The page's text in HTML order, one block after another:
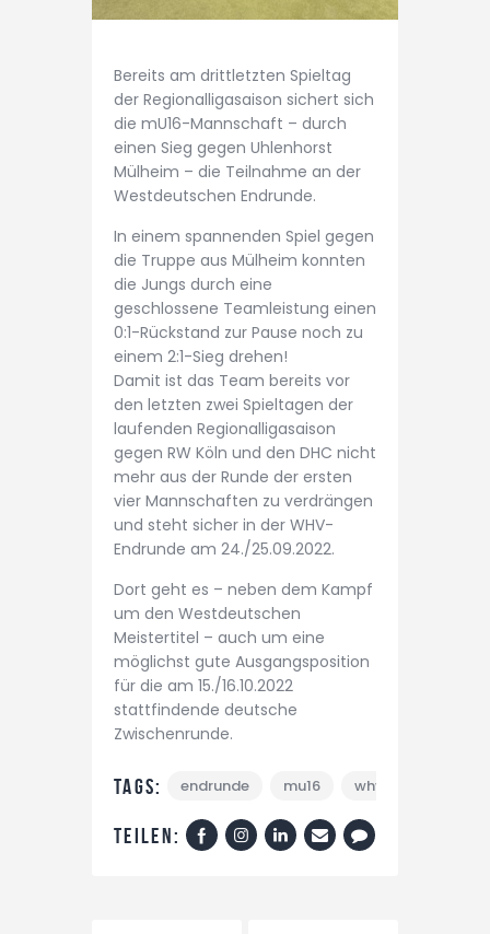
Bereits am drittletzten Spieltag
der Regionalligasaison sichert sich
die mU16-Mannschaft – durch
einen Sieg gegen Uhlenhorst
Mülheim – die Teilnahme an der
Westdeutschen Endrunde.
In einem spannenden Spiel gegen
die Truppe aus Mülheim konnten
die Jungs durch eine
geschlossene Teamleistung einen
0:1-Rückstand zur Pause noch zu
einem 2:1-Sieg drehen!
Damit ist das Team bereits vor
den letzten zwei Spieltagen der
laufenden Regionalligasaison
gegen RW Köln und den DHC nicht
mehr aus der Runde der ersten
vier Mannschaften zu verdrängen
und steht sicher in der WHV-
Endrunde am 24./25.09.2022.
Dort geht es – neben dem Kampf
um den Westdeutschen
Meistertitel – auch um eine
möglichst gute Ausgangsposition
für die am 15./16.10.2022
stattfindende deutsche
Zwischenrunde.
Tags: endrunde mu16 whv
Teilen: